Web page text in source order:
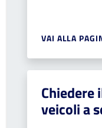
VAI ALLA
Chiedere
veicoli a